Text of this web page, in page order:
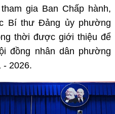
gia Ban Chấp hành,
Bí thư Đảng ủy phường
thời được giới thiệu để
đồng nhân dân phường
- 2026.